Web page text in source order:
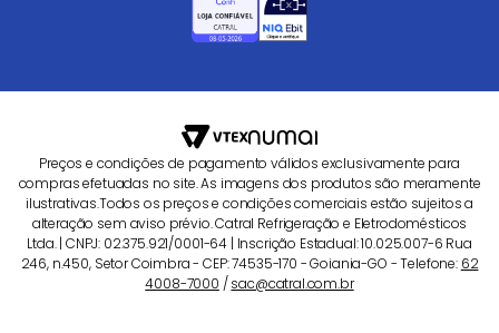
Preços e condições de pagamento válidos exclusivamente para
compras efetuadas no site. As imagens dos produtos são meramente
ilustrativas.Todos os preços e condições comerciais estão sujeitos a
alteração sem aviso prévio. Catral Refrigeração e Eletrodomésticos
Ltda. | CNPJ: 02.375.921/0001-64 | Inscrição Estadual: 10.025.007-6 Rua
246, n.450, Setor Coimbra - CEP: 74535-170 - Goiania-GO - Telefone: 62
4008-7000 /sac@catral.com.br